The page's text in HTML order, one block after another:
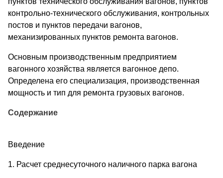
контрольно-технического обслуживания, контрольных
постов и пунктов передачи вагонов,
механизированных пунктов ремонта вагонов.
Основным производственным предприятием
вагонного хозяйства является вагонное депо.
Определена его специализация, производственная
мощность и тип для ремонта грузовых вагонов.
Содержание
Введение
1. Расчет среднесуточного наличного парка вагона